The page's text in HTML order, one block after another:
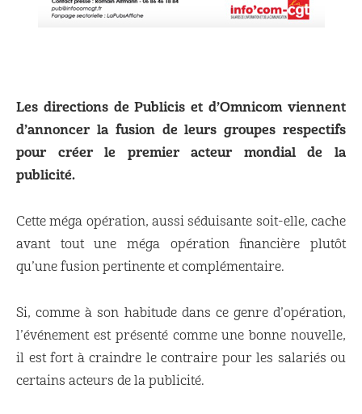
Les directions de Publicis et d’Omnicom viennent
d’annoncer la fusion de leurs groupes respectifs
pour créer le premier acteur mondial de la
publicité.
Cette méga opération, aussi séduisante soit-elle, cache
avant tout une méga opération financière plutôt
qu’une fusion pertinente et complémentaire.
Si, comme à son habitude dans ce genre d’opération,
l’événement est présenté comme une bonne nouvelle,
il est fort à craindre le contraire pour les salariés ou
certains acteurs de la publicité.